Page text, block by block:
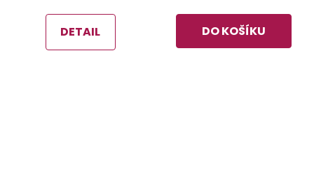
DETAIL DO KOŠÍKU